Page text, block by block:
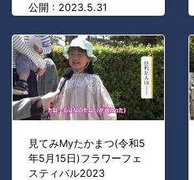
公開 : 2023.5.31
見てみMyたかまつ(令和5
年5月15日)フラワーフェ
スティバル2023